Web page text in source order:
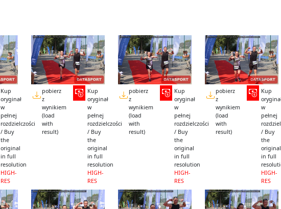
Kup
oryginał
w
pełnej
rozdzielczości
/ Buy
the
original
in full
resolution
HIGH-
RES
pobierz
z
wynikiem
(load
with
result)
Kup
oryginał
w
pełnej
rozdzielczości
/ Buy
the
original
in full
resolution
HIGH-
RES
pobierz
z
wynikiem
(load
with
result)
Kup
oryginał
w
pełnej
rozdzielczości
/ Buy
the
original
in full
resolution
HIGH-
RES
pobierz
z
wynikiem
(load
with
result)
Kup
w
pełnej
/ Buy
the
original
in full
HIGH-
RES